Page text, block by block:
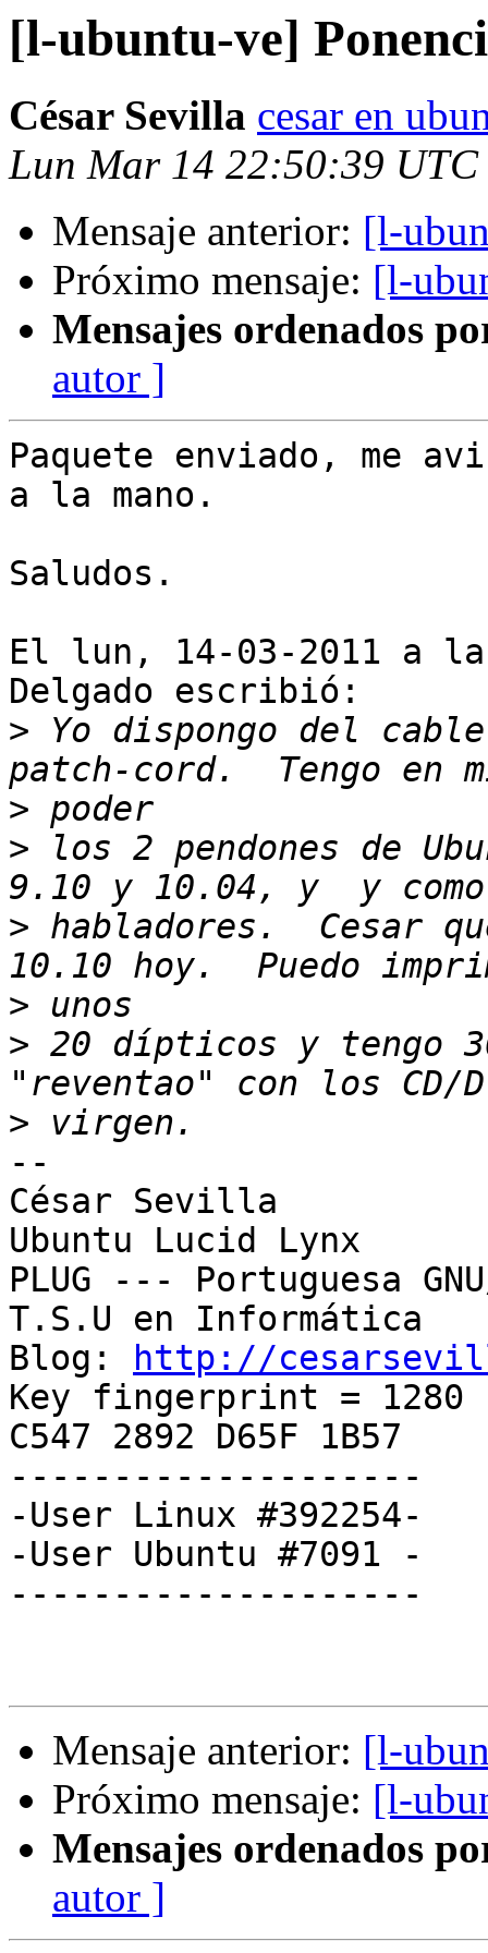
[l-ubuntu-ve]
César Sevilla cesar en
Lun Mar 14 22:50:39 UTC
Mensaje anterior: [l-
Próximo mensaje: [l-
Mensajes ordenados
autor ]
Paquete enviado, me
a la mano.
Saludos.
El lun, 14-03-2011 a
Delgado escribió:
> Yo dispongo del
>
> los 2 pendones de
> habladores.  Cesar
>
> 20 dípticos y tengo
>
--
﻿César Sevilla
Ubuntu Lucid Lynx
PLUG --- Portuguesa
T.S.U en Informática
Blog:
http://
Key fingerprint = 1280
C547 2892 D65F 1B57
--------------------
-User Linux #392254-
-User Ubuntu #7091 -
--------------------
Mensaje anterior: [l-
Próximo mensaje: [l-
Mensajes ordenados
autor ]